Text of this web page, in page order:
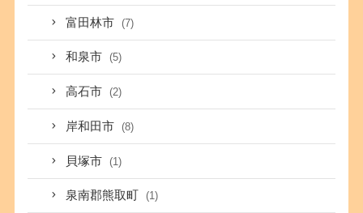
富田林市 (7)
和泉市 (5)
高石市 (2)
岸和田市 (8)
貝塚市 (1)
泉南郡熊取町 (1)